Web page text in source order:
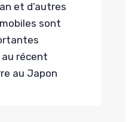
et d’autres
sont
récent
au Japon